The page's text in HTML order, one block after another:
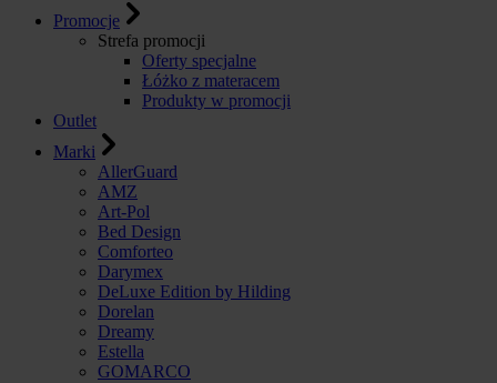
Promocje
Strefa promocji
Oferty specjalne
Łóżko z materacem
Produkty w promocji
Outlet
Marki
AllerGuard
AMZ
Art-Pol
Bed Design
Comforteo
Darymex
DeLuxe Edition by Hilding
Dorelan
Dreamy
Estella
GOMARCO